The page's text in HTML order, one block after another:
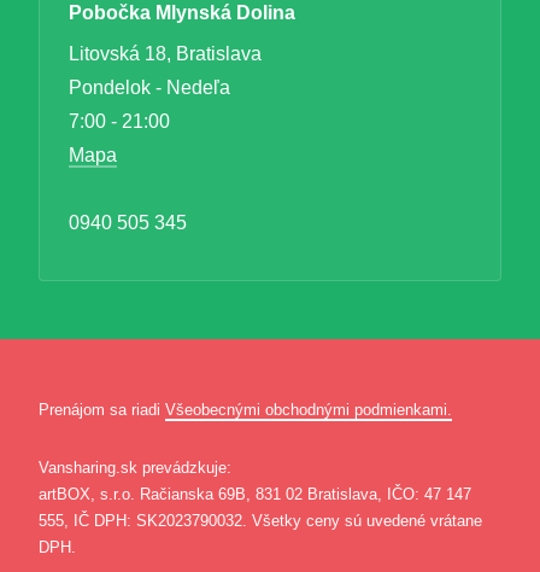
Pobočka Mlynská Dolina
Litovská 18, Bratislava
Pondelok - Nedeľa
7:00 - 21:00
Mapa
0940 505 345
Prenájom sa riadi Všeobecnými obchodnými podmienkami.
Vansharing.sk prevádzkuje:
artBOX, s.r.o. Račianska 69B, 831 02 Bratislava, IČO: 47 147
555, IČ DPH: SK2023790032. Všetky ceny sú uvedené vrátane
DPH.